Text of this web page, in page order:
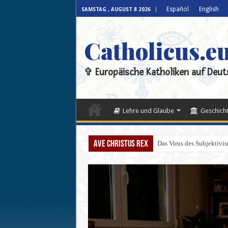
SAMSTAG , AUGUST 8 2026 Español English
✞ Europäische Katholiken auf
Lehre und Glaube
Ave Christus Rex Das Virus des